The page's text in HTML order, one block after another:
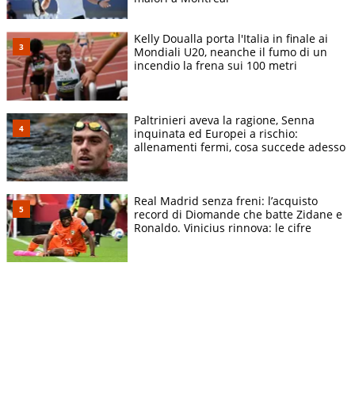
Kelly Doualla porta l'Italia in finale ai
Mondiali U20, neanche il fumo di un
incendio la frena sui 100 metri
Paltrinieri aveva la ragione, Senna
inquinata ed Europei a rischio:
allenamenti fermi, cosa succede adesso
Real Madrid senza freni: l’acquisto
record di Diomande che batte Zidane e
Ronaldo. Vinicius rinnova: le cifre